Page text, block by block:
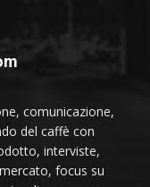
comunicazione,
del caffè con
interviste,
focus su